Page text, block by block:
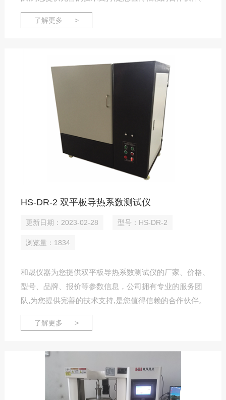
了解更多 >
HS-DR-2 双平板导热系数测试仪
更新日期：2023-02-28 型号：HS-DR-2
浏览量：1834
和晟仪器为您提供双平板导热系数测试仪的厂家、价格、
型号、品牌、报价等参数信息，公司拥有专业的服务团
队,为您提供完善的技术支持,是您值得信赖的合作伙伴。
了解更多 >